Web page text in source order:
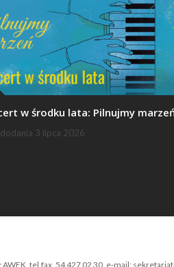
w środku lata: Pilnujmy
3 lipca 2026
tel.fax. 54 427 02 30, e-mail: